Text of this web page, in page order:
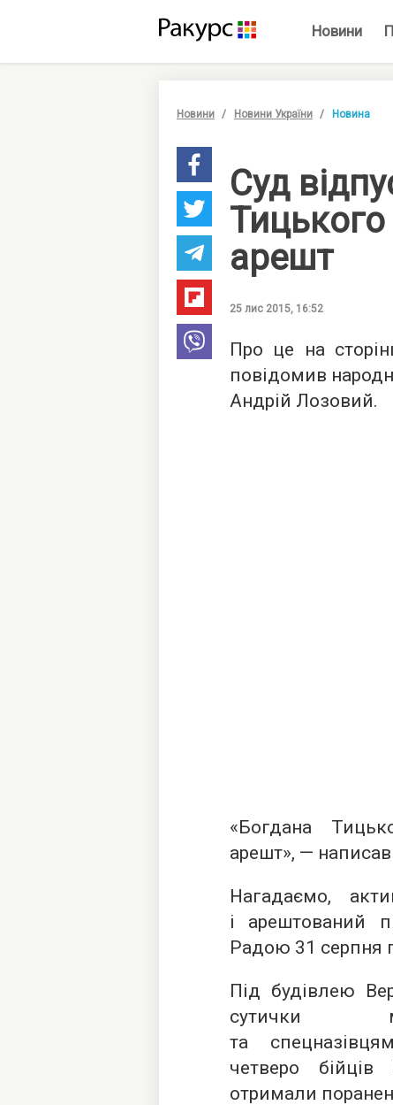
Новини
Новини Новини України Новина
Суд
арешт
25 лис 2015, 16:52
Про це на
повідомив
Андрій Лозовий.
«Богдана
арешт», — написав
Нагадаємо,
і арештований
Радою 31 серпня
Під будівлею
сутички
та
четверо
отримали